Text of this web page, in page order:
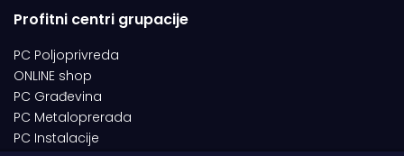
Profitni centri grupacije
PC Poljoprivreda
ONLINE shop
PC Građevina
PC Metaloprerada
PC Instalacije